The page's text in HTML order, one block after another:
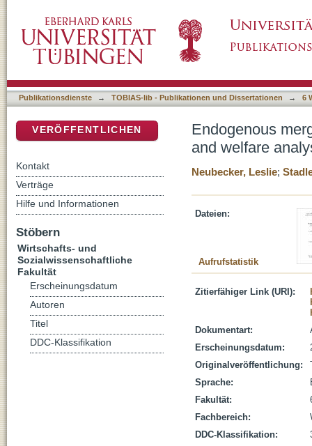
Publikationsdienste → TOBIAS-lib - Publikationen und Dissertationen → 6
Endogenous
and welfare
Neubecker, Leslie;
Dateien:
Aufrufstatistik
Zitierfähiger Link (URI):
Dokumentart:
Erscheinungsdatum:
Originalveröffentlichung:
Sprache:
Fakultät:
Fachbereich:
DDC-Klassifikation:
VERÖFFENTLICHEN
Kontakt
Verträge
Hilfe und Informationen
Stöbern
Wirtschafts- und
Sozialwissenschaftliche
Fakultät
Erscheinungsdatum
Autoren
Titel
DDC-Klassifikation